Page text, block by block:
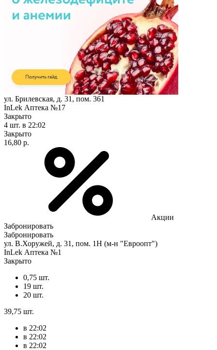
ул. Брилевская, д. 31, пом. 361
InLek Аптека №17
Закрыто
4 шт. в 22:02
Закрыто
16,80 р.
Акции
Забронировать
Забронировать
ул. В.Хоружей, д. 31, пом. 1Н (м-н "Евроопт")
InLek Аптека №1
Закрыто
0,75 шт.
19 шт.
20 шт.
39,75 шт.
в 22:02
в 22:02
в 22:02